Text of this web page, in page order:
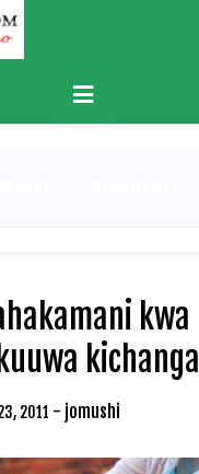
Primary
Menu
kwa
kichanga
2011 - jomushi